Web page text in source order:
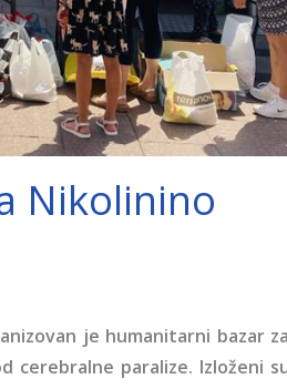
Nikolinino
je humanitarni bazar za
cerebralne paralize. Izloženi